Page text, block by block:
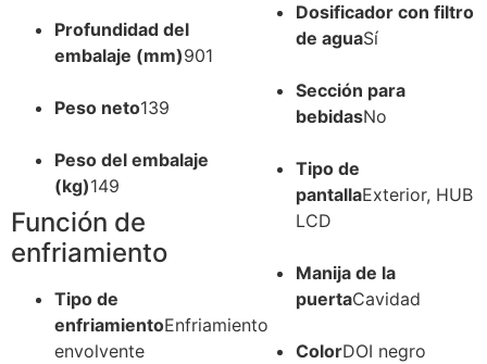
Profundidad del
embalaje (mm)901
Peso neto139
Peso del embalaje
(kg)149
Función de
enfriamiento
Tipo de
enfriamientoEnfriamiento
envolvente
Dosificador con filtro
de aguaSí
Sección para
bebidasNo
Tipo de
pantallaExterior, HUB
LCD
Manija de la
puertaCavidad
ColorDOI negro